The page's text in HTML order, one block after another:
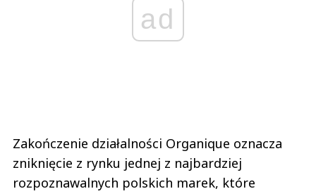
ad
Zakończenie działalności Organique oznacza
zniknięcie z rynku jednej z najbardziej
rozpoznawalnych polskich marek, które